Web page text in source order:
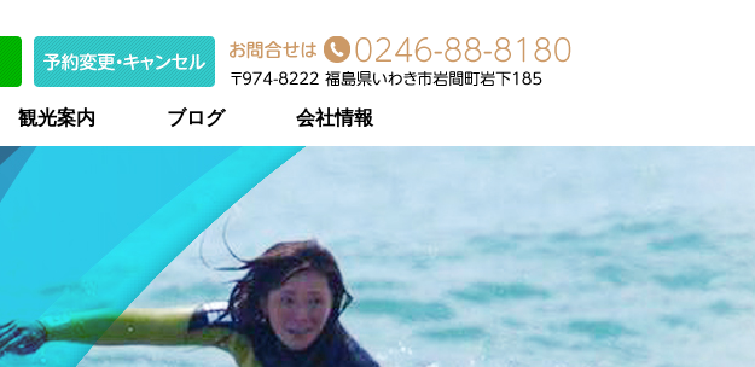
観光案内 ブログ 会社情報